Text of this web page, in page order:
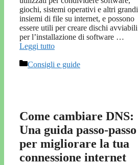
giochi, sistemi operativi e altri grandi
insiemi di file su internet, e possono
essere utili per creare dischi avviabili
per l’installazione di software …
Leggi tutto
Categorie
Consigli e guide
Come cambiare DNS:
Una guida passo-passo
per migliorare la tua
connessione internet